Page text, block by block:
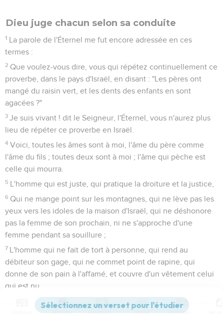
Dieu juge chacun selon sa conduite
1 La parole de l'Éternel me fut encore adressée en ces
termes :
2 Que voulez-vous dire, vous qui répétez continuellement ce
proverbe, dans le pays d'Israël, en disant : "Les pères ont
mangé du raisin vert, et les dents des enfants en sont
agacées ?"
3 Je suis vivant ! dit le Seigneur, l'Éternel, vous n'aurez plus
lieu de répéter ce proverbe en Israël.
4 Voici, toutes les âmes sont à moi, l'âme du père comme
l'âme du fils ; toutes deux sont à moi ; l'âme qui pèche est
celle qui mourra.
5 L'homme qui est juste, qui pratique la droiture et la justice,
6 Qui ne mange point sur les montagnes, qui ne lève pas les
yeux vers les idoles de la maison d'Israël, qui ne déshonore
pas la femme de son prochain, ni ne s'approche d'une
femme pendant sa souillure ;
7 L'homme qui ne fait de tort à personne, qui rend au
débiteur son gage, qui ne commet point de rapine, qui
donne de son pain à l'affamé, et couvre d'un vêtement celui
qui est nu,
Qui ne prête point à usure, qui ne retient pas au-delà de ce
qui lui est dû, qui détourne sa main de l'iniquité, qui rend son
Versions Commentaires Strong